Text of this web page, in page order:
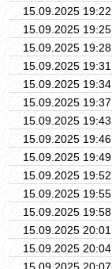
15.09.2025 19:22
15.09.2025 19:25
15.09.2025 19:28
15.09.2025 19:31
15.09.2025 19:34
15.09.2025 19:37
15.09.2025 19:43
15.09.2025 19:46
15.09.2025 19:49
15.09.2025 19:52
15.09.2025 19:55
15.09.2025 19:58
15.09.2025 20:01
15.09.2025 20:04
15.09.2025 20:07